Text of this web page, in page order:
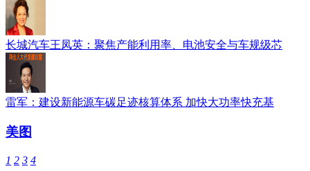
长城汽车王凤英：聚焦产能利用率、电池安全与车规级芯
雷军：建设新能源车碳足迹核算体系 加快大功率快充基
美图
1 2 3 4